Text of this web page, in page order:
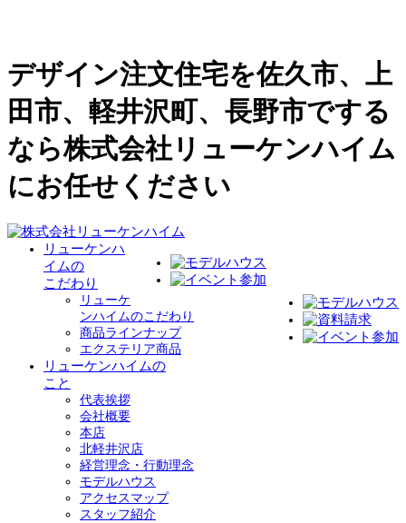
デザイン注文住宅を佐久市、上
田市、軽井沢町、長野市でする
なら株式会社リューケンハイム
にお任せください
リューケンハ
イムの
こだわり
リューケ
ンハイムのこだわり
商品ラインナップ
エクステリア商品
リューケンハイムの
こと
代表挨拶
会社概要
本店
北軽井沢店
経営理念・行動理念
モデルハウス
アクセスマップ
スタッフ紹介